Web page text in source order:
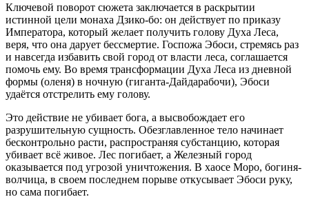
Ключевой поворот сюжета заключается в раскрытии
истинной цели монаха Дзико-бо: он действует по приказу
Императора, который желает получить голову Духа Леса,
веря, что она дарует бессмертие. Госпожа Эбоси, стремясь раз
и навсегда избавить свой город от власти леса, соглашается
помочь ему. Во время трансформации Духа Леса из дневной
формы (оленя) в ночную (гиганта-Дайдарабочи), Эбоси
удаётся отстрелить ему голову.
Это действие не убивает бога, а высвобождает его
разрушительную сущность. Обезглавленное тело начинает
бесконтрольно расти, распространяя субстанцию, которая
убивает всё живое. Лес погибает, а Железный город
оказывается под угрозой уничтожения. В хаосе Моро, богиня-
волчица, в своем последнем порыве откусывает Эбоси руку,
но сама погибает.